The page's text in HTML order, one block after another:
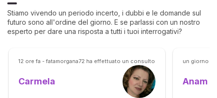
potrebbe illuminarti in modo
sorprendente.
Stiamo vivendo un periodo incerto, i dubbi e le domande sul
futuro sono all'ordine del giorno. E se parlassi con un nostro
esperto per dare una risposta a tutti i tuoi interrogativi?
12 ore fa - fatamorgana72 ha effettuato un consulto
Carmela
un giorno
Anam